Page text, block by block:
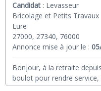
Candidat : Levasseur
Bricolage et Petits Travaux
Eure
27000, 27340, 76000
Annonce mise à jour le :
Bonjour, à la retraite
boulot pour rendre